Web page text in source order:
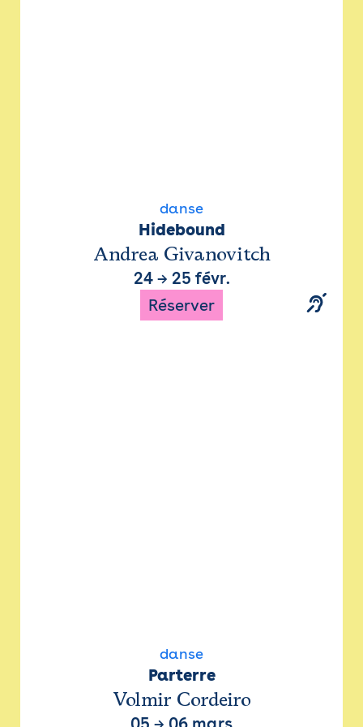
danse
Hidebound
Andrea Givanovitch
24→ 25 févr.
Réserver
danse
Parterre
Volmir Cordeiro